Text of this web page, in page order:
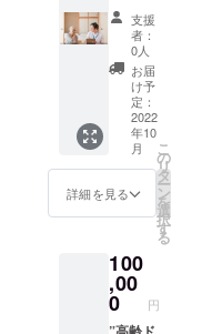
齢ドラ
イバー
運転サ
ポー
ト”事業
が続く
限り
は、掲
載し続
けま
す。
ラウド
ファン
ディン
グ支援
転サ
ポート
を約
10％割
引にて
受講い
ただけ
ます。
（東
京・埼
玉に限
る※一部
地域を
【通常
32,000
円
→29,00
支援
者：
0人
お届
け予
定：
2022
年10
月
詳細を見る
こ
の
リ
タ
ー
ン
を
選
択
す
る
100
,00
0 円